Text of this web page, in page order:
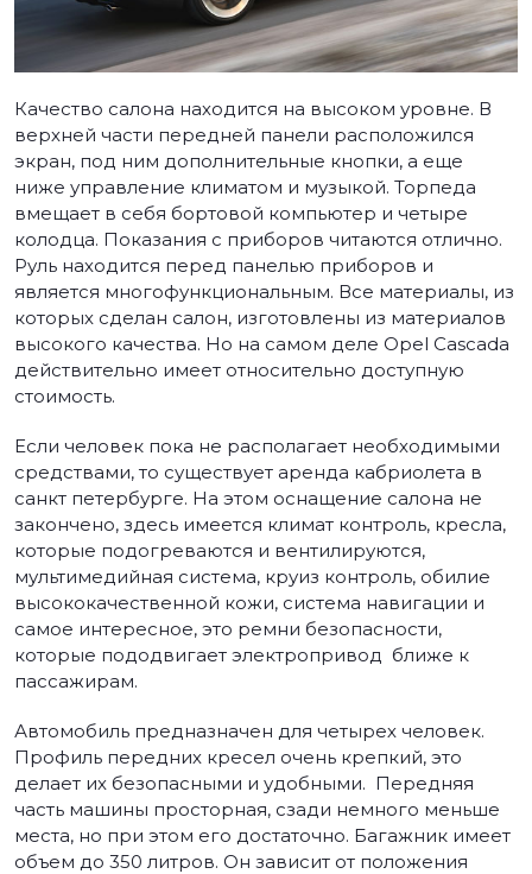
Качество салона находится на высоком уровне. В
верхней части передней панели расположился
экран, под ним дополнительные кнопки, а еще
ниже управление климатом и музыкой. Торпеда
вмещает в себя бортовой компьютер и четыре
колодца. Показания с приборов читаются отлично.
Руль находится перед панелью приборов и
является многофункциональным. Все материалы, из
которых сделан салон, изготовлены из материалов
высокого качества. Но на самом деле Opel Cascada
действительно имеет относительно доступную
стоимость.
Если человек пока не располагает необходимыми
средствами, то существует аренда кабриолета в
санкт петербурге. На этом оснащение салона не
закончено, здесь имеется климат контроль, кресла,
которые подогреваются и вентилируются,
мультимедийная система, круиз контроль, обилие
высококачественной кожи, система навигации и
самое интересное, это ремни безопасности,
которые пододвигает электропривод ближе к
пассажирам.
Автомобиль предназначен для четырех человек.
Профиль передних кресел очень крепкий, это
делает их безопасными и удобными. Передняя
часть машины просторная, сзади немного меньше
места, но при этом его достаточно. Багажник имеет
объем до 350 литров. Он зависит от положения